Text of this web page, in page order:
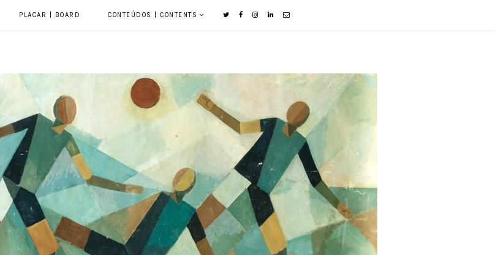
PLACAR | BOARD CONTEÚDOS | CONTENTS